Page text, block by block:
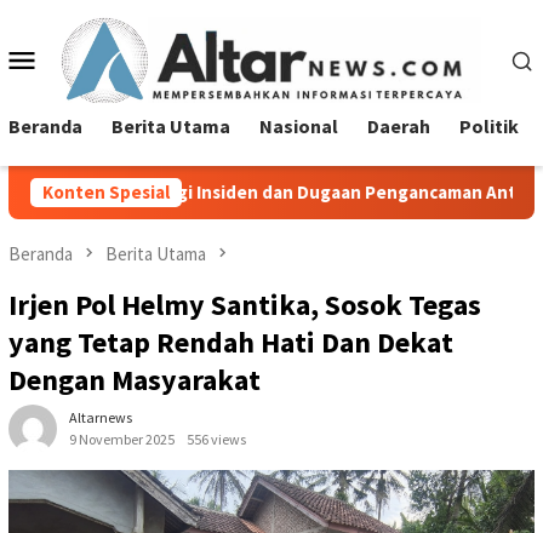
konten Menu
Mobile
Beranda Berita Utama Nasional Daerah Politik
Konten Spesial
dan Dugaan Pengancaman Antarwarga Diduga
Beranda Berita Utama
Irjen Pol Helmy Santika, Sosok Tegas
yang Tetap Rendah Hati Dan Dekat
Dengan Masyarakat
Altarnews
9 November 2025
556 views